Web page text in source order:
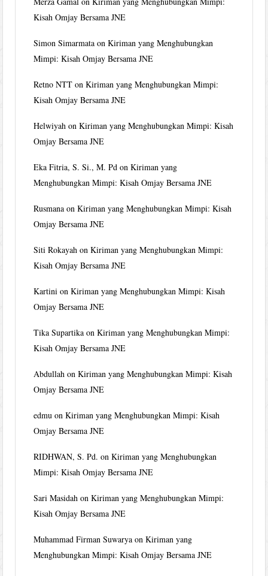
Kisah Omjay Bersama JNE
Simon Simarmata onKiriman yang Menghubungkan
Mimpi: Kisah Omjay Bersama JNE
Retno NTT onKiriman yang Menghubungkan Mimpi:
Kisah Omjay Bersama JNE
Helwiyah onKiriman yang Menghubungkan Mimpi: Kisah
Omjay Bersama JNE
Eka Fitria, S. Si., M. Pd onKiriman yang
Menghubungkan Mimpi: Kisah Omjay Bersama JNE
Rusmana onKiriman yang Menghubungkan Mimpi: Kisah
Omjay Bersama JNE
Siti Rokayah onKiriman yang Menghubungkan Mimpi:
Kisah Omjay Bersama JNE
Kartini onKiriman yang Menghubungkan Mimpi: Kisah
Omjay Bersama JNE
Tika Supartika onKiriman yang Menghubungkan Mimpi:
Kisah Omjay Bersama JNE
Abdullah onKiriman yang Menghubungkan Mimpi: Kisah
Omjay Bersama JNE
edmu onKiriman yang Menghubungkan Mimpi: Kisah
Omjay Bersama JNE
RIDHWAN, S. Pd. onKiriman yang Menghubungkan
Mimpi: Kisah Omjay Bersama JNE
Sari Masidah onKiriman yang Menghubungkan Mimpi:
Kisah Omjay Bersama JNE
Muhammad Firman Suwarya onKiriman yang
Menghubungkan Mimpi: Kisah Omjay Bersama JNE